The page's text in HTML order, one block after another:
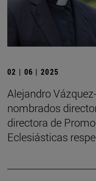
02 | 06 | 2025
Alejandro
nombrados
directora de
Eclesiásticas